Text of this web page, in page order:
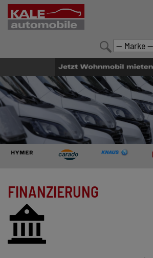
FAHRZEUGBESTAND
LEISTUNGEN
KONFIGURATOR
MARKENWELT
UNTERNEHMEN
FINANZIERUNG